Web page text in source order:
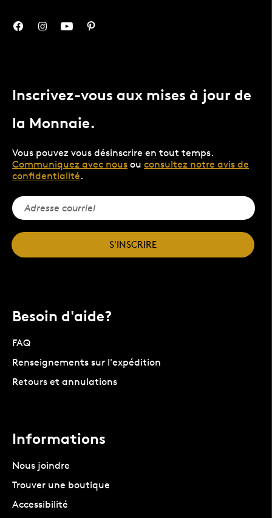
Inscrivez-vous aux mises à jour de
la Monnaie.
Vous pouvez vous désinscrire en tout temps.
Communiquez avec nous ou consultez notre avis de
confidentialité.
S'INSCRIRE
Besoin d'aide?
FAQ
Renseignements sur l'expédition
Retours et annulations
Informations
Nous joindre
Trouver une boutique
Accessibilité